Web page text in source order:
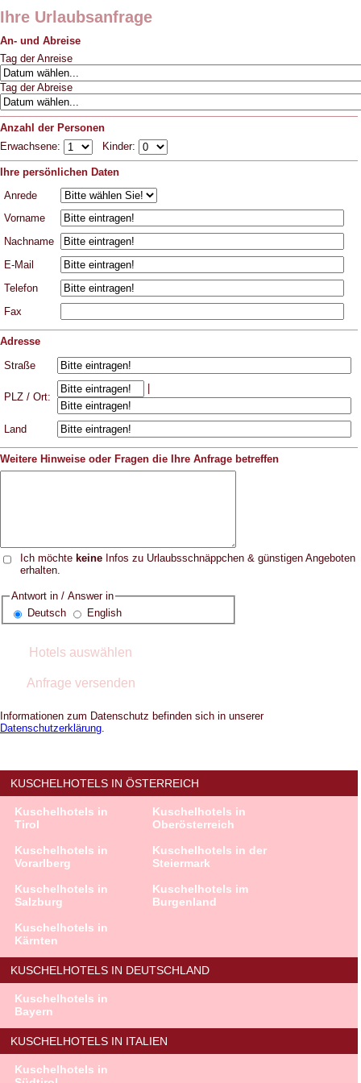
Ihre Urlaubsanfrage
An- und Abreise
Tag der Anreise
Tag der Abreise
Anzahl der Personen
Erwachsene:
Kinder:
Ihre persönlichen Daten
Anrede
Vorname
Nachname
E-Mail
Telefon
Fax
Adresse
Straße
PLZ / Ort:
Land
Weitere Hinweise oder Fragen die Ihre Anfrage betreffen
Ich möchte keine Infos zu Urlaubsschnäppchen & günstigen Angeboten
erhalten.
Antwort in / Answer in
Deutsch
English
Informationen zum Datenschutz befinden sich in unserer
Datenschutzerklärung.
KUSCHELHOTELS IN ÖSTERREICH
Kuschelhotels in
Tirol
Kuschelhotels in
Oberösterreich
Kuschelhotels in
Vorarlberg
Kuschelhotels in der
Steiermark
Kuschelhotels in
Salzburg
Kuschelhotels im
Burgenland
Kuschelhotels in
Kärnten
KUSCHELHOTELS IN DEUTSCHLAND
Kuschelhotels in
Bayern
KUSCHELHOTELS IN ITALIEN
Kuschelhotels in